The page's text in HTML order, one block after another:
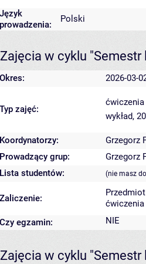
Język
prowadzenia:
Polski
Zajęcia w cyklu
Okres: 2026-03-
Typ zajęć:
ćwiczenia
wykład,
Koordynatorzy:
Grzegorz
Prowadzący grup:
Grzegorz
Lista studentów:
(nie masz
Zaliczenie:
ćwiczenia
Czy egzamin:
NIE
Zajęcia w cyklu